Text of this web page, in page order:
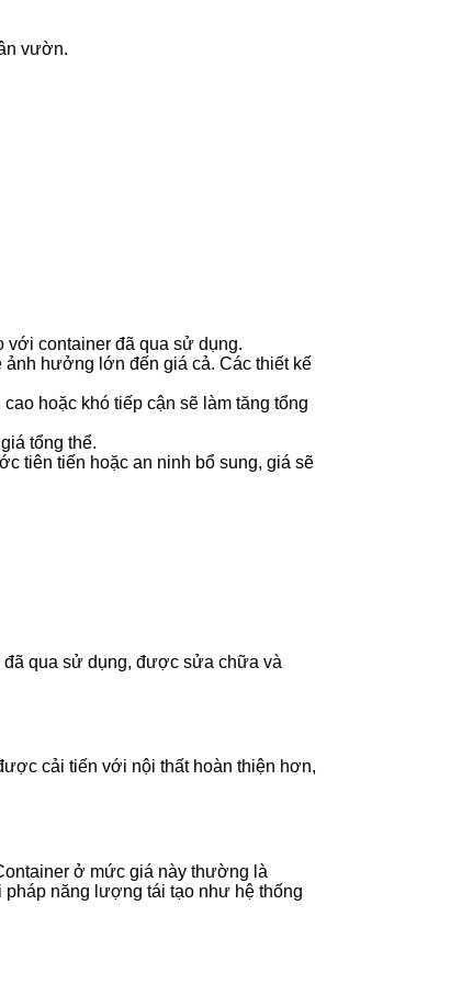
vườn.
với container đã qua sử dụng.
hưởng lớn đến giá cả. Các thiết kế
hoặc khó tiếp cận sẽ làm tăng tổng
tổng thể.
tiên tiến hoặc an ninh bổ sung, giá sẽ
qua sử dụng, được sửa chữa và
cải tiến với nội thất hoàn thiện hơn,
ở mức giá này thường là
năng lượng tái tạo như hệ thống